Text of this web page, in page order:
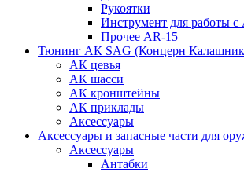
Рукоятки
Инструмент для работы с
Прочее AR-15
Тюнинг АК SAG (Концерн
АК цевья
АК шасси
АК кронштейны
АК приклады
Аксессуары
Аксессуары и запасные части для
Аксессуары
Антабки